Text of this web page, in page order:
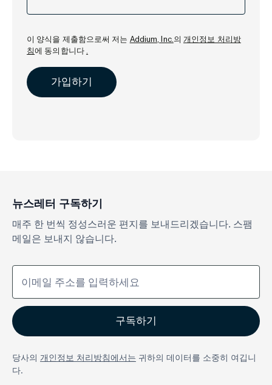
이 양식을 제출함으로써 저는 Addium, Inc.의개인정보 처리방
침에 동의합니다.
뉴스레터 구독하기
매주 한 번씩 정성스러운 편지를 보내드리겠습니다. 스팸
메일은 보내지 않습니다.
당사의 개인정보 처리방침에서는 귀하의 데이터를 소중히 여깁니
다.